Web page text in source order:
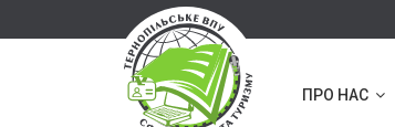
ПРО НАС